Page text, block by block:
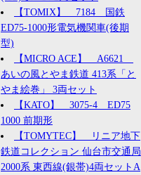
【TOMIX】 7184 国鉄
ED75-1000形電気機関車(後期
型)
【MICRO ACE】 A6621
あいの風とやま鉄道 413系「と
やま絵巻」 3両セット
【KATO】 3075-4 ED75
1000 前期形
【TOMYTEC】 リニア地下
鉄道コレクション 仙台市交通局
2000系 東西線(銀帯)4両セットA